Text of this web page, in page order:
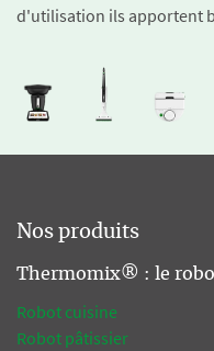
d'utilisation ils apportent
Nos produits
Thermomix® : le
Robot cuisine
Robot pâtissier